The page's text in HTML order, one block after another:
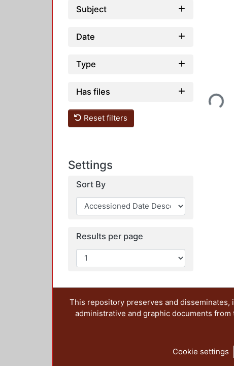
Subject
Date
Type
Has files
Reset filters
Settings
Sort By
Results per page
Loading...
This repository preserves and disseminates,
administrative and graphic documents
Cookie settings